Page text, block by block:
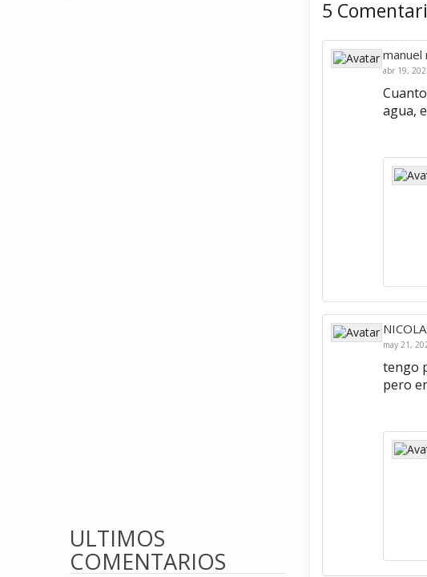
ULTIMOS
COMENTARIOS
5
manuel
abr 19,
agua,
may 21,
tengo
pero